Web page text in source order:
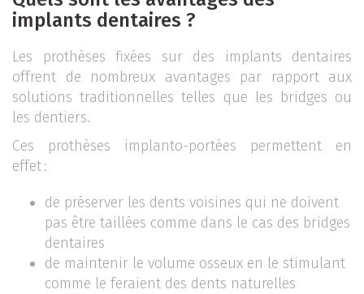
implants dentaires ?
Les prothèses fixées sur des implants dentaires
offrent de nombreux avantages par rapport aux
solutions traditionnelles telles que les bridges ou
les dentiers.
Ces prothèses implanto-portées permettent en
effet :
de préserver les dents voisines qui ne doivent
pas être taillées comme dans le cas des bridges
dentaires
de maintenir le volume osseux en le stimulant
comme le feraient des dents naturelles